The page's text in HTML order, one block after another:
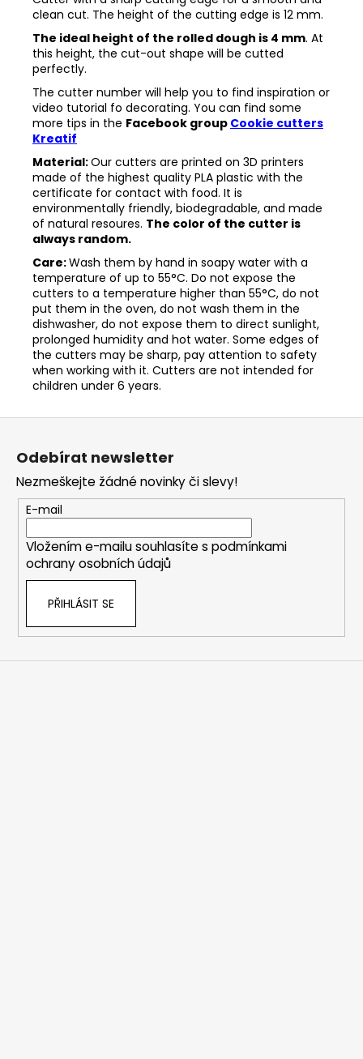
clean cut. The height of the cutting edge is 12 mm.
The ideal height of the rolled dough is 4 mm. At
this height, the cut-out shape will be cutted
perfectly.
The cutter number will help you to find inspiration or
video tutorial fo decorating. You can find some
more tips in the Facebook group Cookie cutters
Kreatif
Material:Our cutters are printed on 3D printers
made of the highest quality PLA plastic with the
certificate for contact with food. It is
environmentally friendly, biodegradable, and made
of natural resoures. The color of the cutter is
always random.
Care:Wash them by hand in soapy water with a
temperature of up to 55°C. Do not expose the
cutters to a temperature higher than 55°C, do not
put them in the oven, do not wash them in the
dishwasher, do not expose them to direct sunlight,
prolonged humidity and hot water. Some edges of
the cutters may be sharp, pay attention to safety
when working with it. Cutters are not intended for
children under 6 years.
Z
Odebírat newsletter
Nezmeškejte žádné novinky či slevy!
E-mail
Vložením e-mailu souhlasíte s podmínkami
ochrany osobních údajů
PŘIHLÁSIT SE